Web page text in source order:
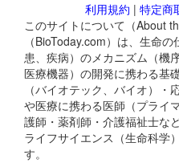
利用規約 | 特定商
このサイトについて（About
（BioToday.com）は、生命
患、疾病）のメカニズム（機
医療機器）の開発に携わる基
（バイオテック、バイオ）
や医療に携わる医師（プライ
護師・薬剤師・介護福祉士な
ライフサイエンス（生命科学
す。